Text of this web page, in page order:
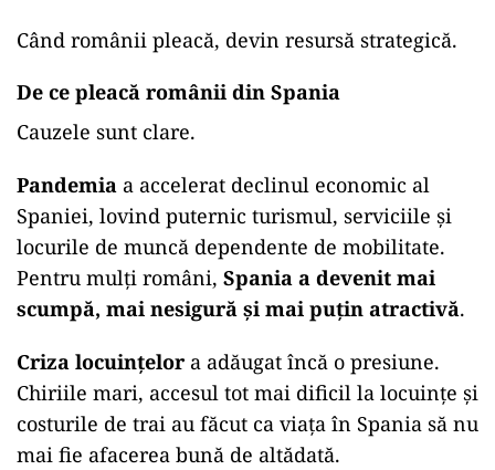
Când românii pleacă, devin resursă strategică.
De ce pleacă românii din Spania
Cauzele sunt clare.
Pandemia a accelerat declinul economic al
Spaniei, lovind puternic turismul, serviciile și
locurile de muncă dependente de mobilitate.
Pentru mulți români, Spania a devenit mai
scumpă, mai nesigură și mai puțin atractivă.
Criza locuințelor a adăugat încă o presiune.
Chiriile mari, accesul tot mai dificil la locuințe și
costurile de trai au făcut ca viața în Spania să nu
mai fie afacerea bună de altădată.